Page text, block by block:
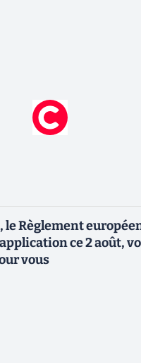
le Règlement
ce 2 août,
vous